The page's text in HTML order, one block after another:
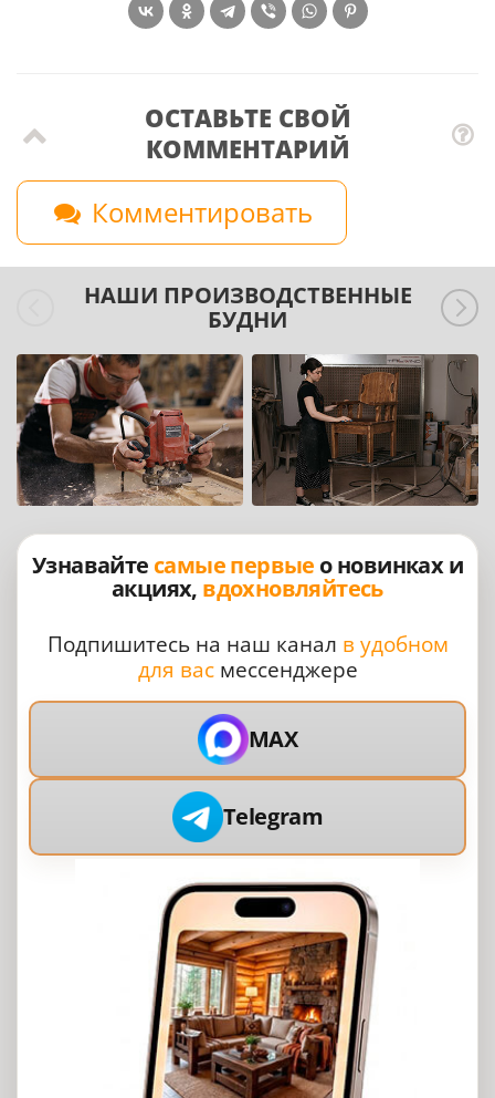
ОСТАВЬТЕ СВОЙ
КОММЕНТАРИЙ
Комментировать
НАШИ ПРОИЗВОДСТВЕННЫЕ
БУДНИ
Узнавайте самые первые о новинках и
акциях, вдохновляйтесь
Подпишитесь на наш канал в удобном
для васмессенджере
MAX
Telegram